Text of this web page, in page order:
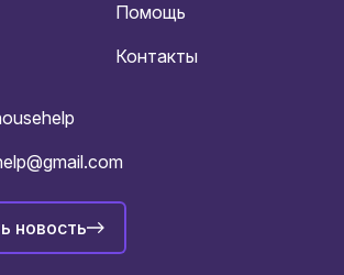
новость
Помощь
Контакты